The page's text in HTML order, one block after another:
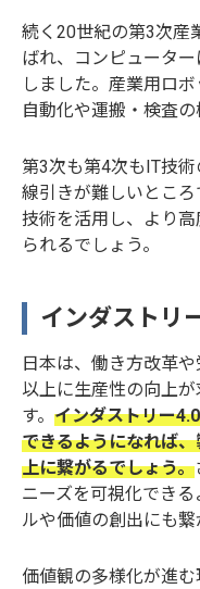
続く20世紀の第3次産
ばれ、コンピュータ
しました。産業用ロ
自動化や運搬・検査の
第3次も第4次もIT技
線引きが難しいとこ
技術を活用し、より
られるでしょう。
インダストリ
日本は、働き方改革
以上に生産性の向上
す。 インダストリー
できるようになれば
上に繋がるでしょう。
ニーズを可視化でき
ルや価値の創出にも繋
価値観の多様化が進